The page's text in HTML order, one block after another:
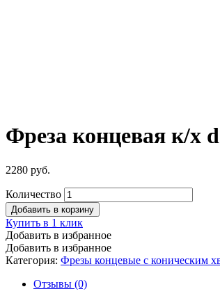
Фреза концевая к/х
2280 руб.
Количество
Добавить в корзину
Купить в 1 клик
Добавить в избранное
Добавить в избранное
Категория: Фрезы концевые с коническим
Отзывы (0)